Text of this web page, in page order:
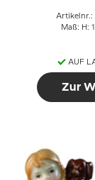
Artikelnr.:
Maß: H:
AUF
Zur